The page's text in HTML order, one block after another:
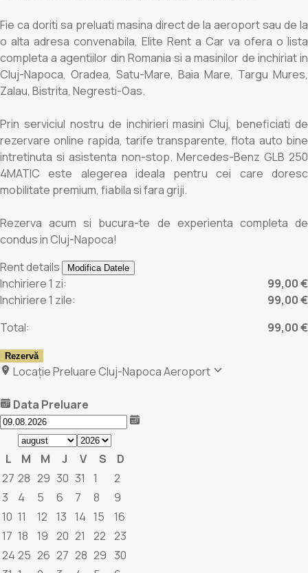
Fie ca doriti sa preluati masina direct de la aeroport sau de la
o alta adresa convenabila, Elite Rent a Car va ofera o lista
completa a agentiilor din Romania si a masinilor de inchiriat in
Cluj-Napoca, Oradea, Satu-Mare, Baia Mare, Targu Mures,
Zalau, Bistrita, Negresti-Oas.
Prin serviciul nostru de inchirieri masini Cluj, beneficiati de
rezervare online rapida, tarife transparente, flota auto bine
intretinuta si asistenta non-stop. Mercedes-Benz GLB 250
4MATIC este alegerea ideala pentru cei care doresc
mobilitate premium, fiabila si fara griji.
Rezerva acum si bucura-te de experienta completa de
condus in Cluj-Napoca!
Rent details
Modifica Datele
Inchiriere 1 zi:
99,00 €
Inchiriere 1 zile:
99,00 €
Total:
99,00 €
Rezervă
Locație PreluareCluj-Napoca Aeroport
Data Preluare
L M M J V S
D
27 28 29 30 31 1
2
3
4 5 6 7 8
9
10 11 12 13 14 15
16
17 18 19 20 21 22 23
24 25 26 27 28 29 30